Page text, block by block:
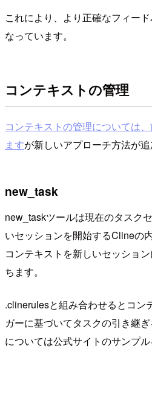
これにより、より正確なフィー
なっています。
コンテキストの管理
コンテキストの管理については
ますが新しいアプローチ方法が追
new_task
new_taskツールは現在のタスク
いセッションを開始するClineの
コンテキストを新しいセッショ
ちます。
.clinerulesと組み合わせるとコン
ガーに基づいてタスクの引き継
については公式サイトのサンプル